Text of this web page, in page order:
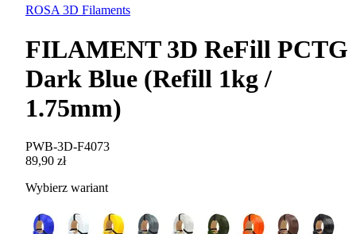
ROSA 3D Filaments
FILAMENT 3D ReFill PCTG
Dark Blue (Refill 1kg /
1.75mm)
PWB-3D-F4073
89,90 zł
Wybierz wariant